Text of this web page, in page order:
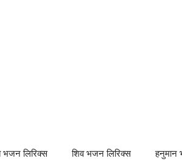
भजन लिरिक्स शिव भजन लिरिक्स हनुमान